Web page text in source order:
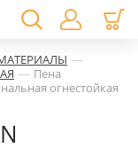
—
— Пена
огнестойкая